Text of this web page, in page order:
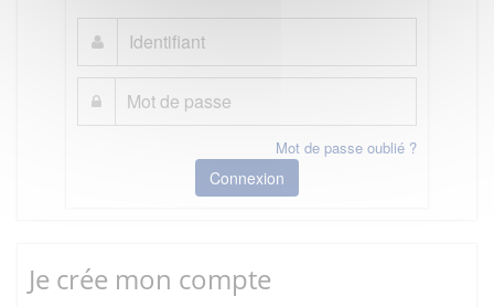
Mot de passe oublié ?
Connexion
Je crée mon compte